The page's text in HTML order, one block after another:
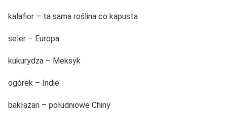
kalafior – ta sama roślina co kapusta
seler – Europa
kukurydza – Meksyk
ogórek – Indie
bakłażan – południowe Chiny